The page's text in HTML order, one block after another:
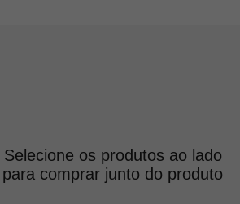
Selecione os produtos ao lado
para comprar junto do produto